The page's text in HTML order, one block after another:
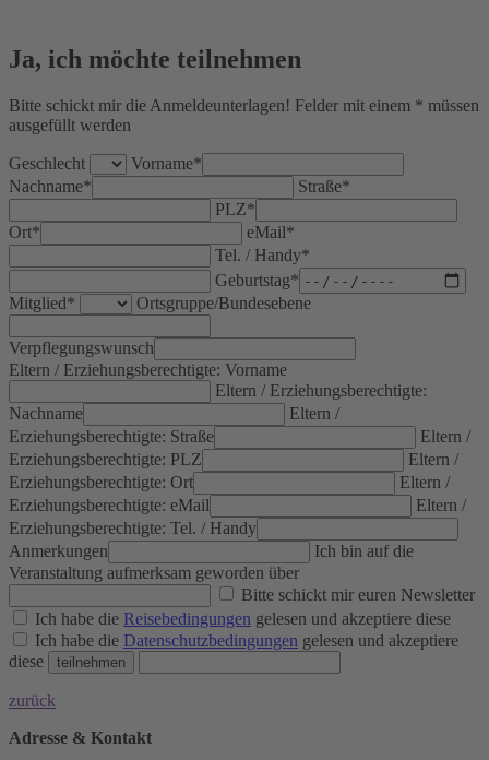
Ja, ich möchte teilnehmen
Bitte schickt mir die Anmeldeunterlagen! Felder mit einem * müssen
ausgefüllt werden
Geschlecht
Vorname*
Nachname*
Straße*
PLZ*
Ort*
eMail*
Tel. / Handy*
Geburtstag*
Mitglied*
Ortsgruppe/Bundesebene
Verpflegungswunsch
Eltern / Erziehungsberechtigte: Vorname
Eltern / Erziehungsberechtigte:
Nachname
Eltern /
Erziehungsberechtigte: Straße
Eltern /
Erziehungsberechtigte: PLZ
Eltern /
Erziehungsberechtigte: Ort
Eltern /
Erziehungsberechtigte: eMail
Eltern /
Erziehungsberechtigte: Tel. / Handy
Anmerkungen
Ich bin auf die
Veranstaltung aufmerksam geworden über
Bitte schickt mir euren Newsletter
Ich habe die Reisebedingungen gelesen und akzeptiere diese
Ich habe die Datenschutzbedingungen gelesen und akzeptiere
diese
zurück
Adresse & Kontakt